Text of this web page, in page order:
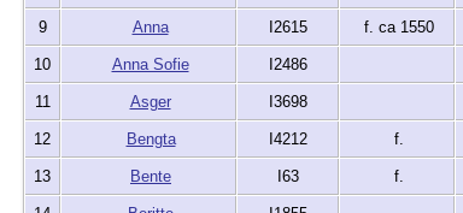
9 Anna I2615 f. ca 1550
10 Anna Sofie I2486
11 Asger I3698
12 Bengta I4212 f.
13 Bente I63 f.